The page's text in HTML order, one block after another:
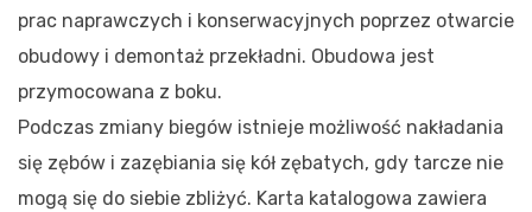
prac naprawczych i konserwacyjnych poprzez otwarcie
obudowy i demontaż przekładni. Obudowa jest
przymocowana z boku.
Podczas zmiany biegów istnieje możliwość nakładania
się zębów i zazębiania się kół zębatych, gdy tarcze nie
mogą się do siebie zbliżyć. Karta katalogowa zawiera